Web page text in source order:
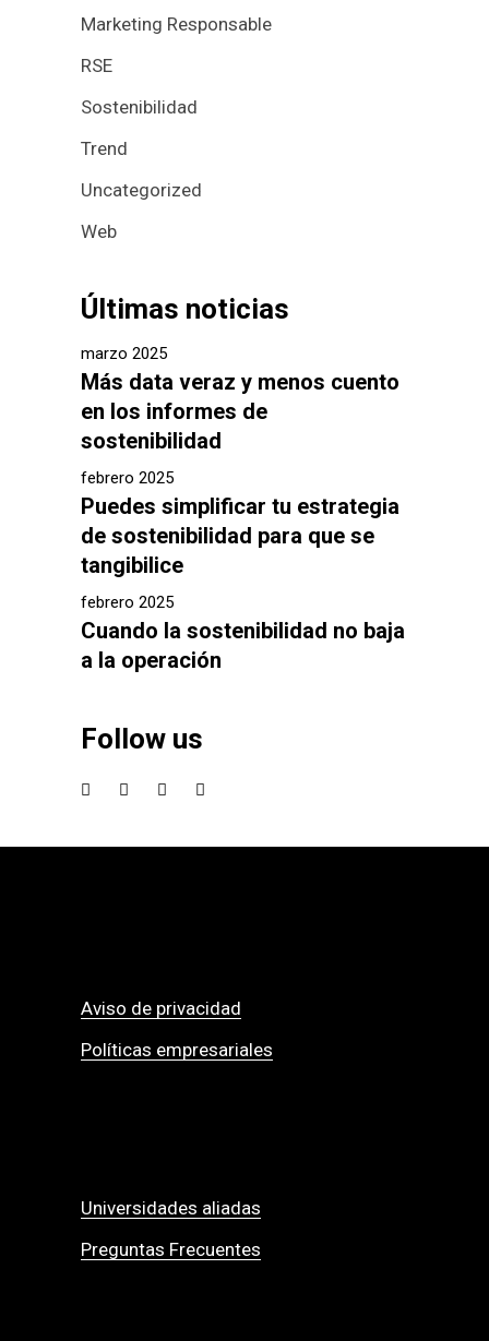
Marketing Responsable
RSE
Sostenibilidad
Trend
Uncategorized
Web
Últimas noticias
marzo 2025
Más data veraz y menos cuento
en los informes de
sostenibilidad
febrero 2025
Puedes simplificar tu estrategia
de sostenibilidad para que se
tangibilice
febrero 2025
Cuando la sostenibilidad no baja
a la operación
Follow us
Aviso de privacidad
Políticas empresariales
Universidades aliadas
Preguntas Frecuentes